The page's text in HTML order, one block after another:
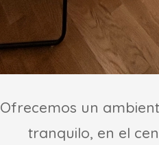
Ofrecemos un
tranquilo, en el